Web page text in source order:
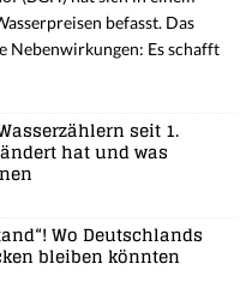
befasst. Das
Nebenwirkungen: Es schafft
seit 1.
hat und was
Wo Deutschlands
bleiben könnten